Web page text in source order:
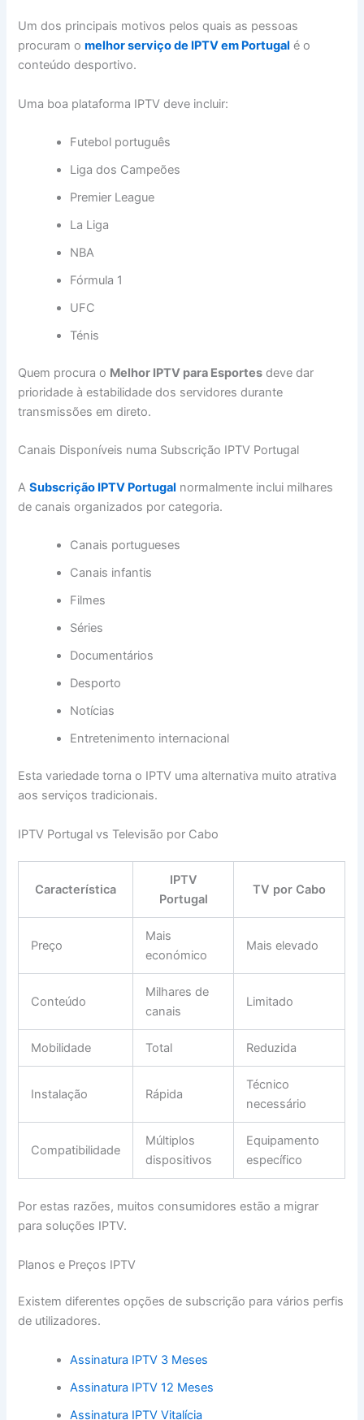
Um dos principais motivos pelos quais as pessoas
procuram omelhor serviço de IPTV em Portugal é o
conteúdo desportivo.
Uma boa plataforma IPTV deve incluir:
Futebol português
Liga dos Campeões
Premier League
La Liga
NBA
Fórmula 1
UFC
Ténis
Quem procura o Melhor IPTV para Esportes deve dar
prioridade à estabilidade dos servidores durante
transmissões em direto.
Canais Disponíveis numa Subscrição IPTV Portugal
ASubscrição IPTV Portugal normalmente inclui milhares
de canais organizados por categoria.
Canais portugueses
Canais infantis
Filmes
Séries
Documentários
Desporto
Notícias
Entretenimento internacional
Esta variedade torna o IPTV uma alternativa muito atrativa
aos serviços tradicionais.
IPTV Portugal vs Televisão por Cabo
Característica
IPTV
Portugal
TV por Cabo
Preço
Mais
económico
Mais elevado
Conteúdo
Milhares de
canais
Limitado
Mobilidade Total Reduzida
Instalação Rápida
Técnico
necessário
Compatibilidade
Múltiplos
dispositivos
Equipamento
específico
Por estas razões, muitos consumidores estão a migrar
para soluções IPTV.
Planos e Preços IPTV
Existem diferentes opções de subscrição para vários perfis
de utilizadores.
Assinatura IPTV 3 Meses
Assinatura IPTV 12 Meses
Assinatura IPTV Vitalícia